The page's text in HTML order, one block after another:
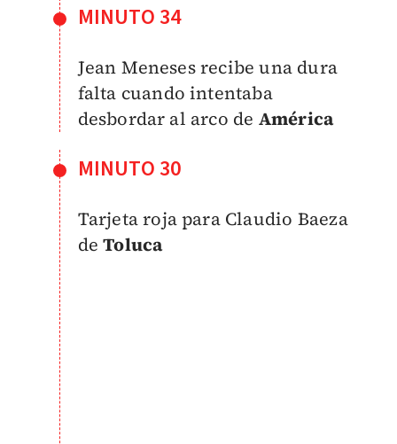
MINUTO 34
Jean Meneses recibe una dura
falta cuando intentaba
desbordar al arco de América
MINUTO 30
Tarjeta roja para Claudio Baeza
deToluca